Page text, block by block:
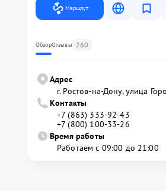
Маршрут
ОбзорОтзывы 260
Адрес
г. Ростов-на-Дону, улица
Контакты
+7 (863) 333-92-43
+7 (800) 100-33-26
Время работы
Работаем с 09:00 до 21:00